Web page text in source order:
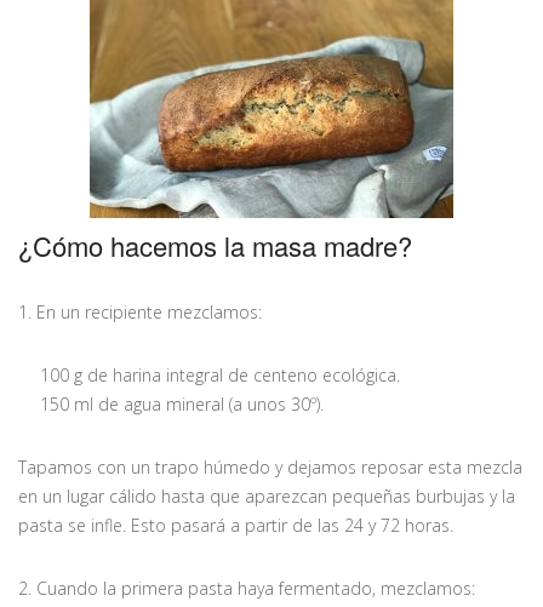
¿Cómo hacemos la masa madre?
1. En un recipiente mezclamos:
100 g de harina integral de centeno ecológica.
150 ml de agua mineral (a unos 30º).
Tapamos con un trapo húmedo y dejamos reposar esta mezcla
en un lugar cálido hasta que aparezcan pequeñas burbujas y la
pasta se infle. Esto pasará a partir de las 24 y 72 horas.
2. Cuando la primera pasta haya fermentado, mezclamos: